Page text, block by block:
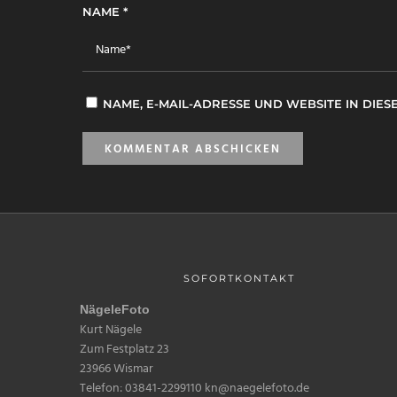
NAME *
NAME, E-MAIL-ADRESSE UND WEBSITE IN
SOFORTKONTAKT
NägeleFoto
Kurt Nägele
Zum Festplatz 23
23966 Wismar
Telefon: 03841-2299110 kn@naegelefoto.de